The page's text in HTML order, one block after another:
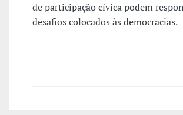
de participação cívica podem
desafios colocados às democracias.